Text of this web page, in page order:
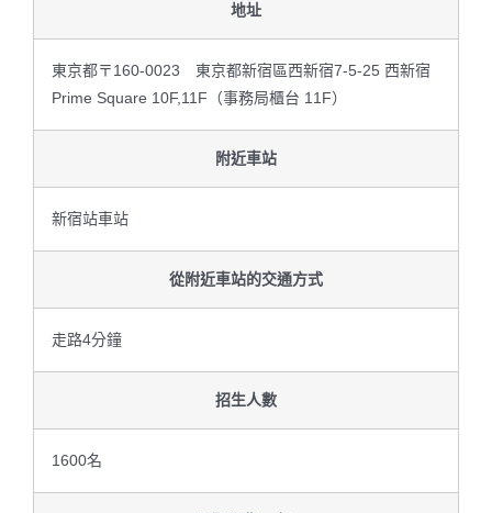
地址
東京都〒160-0023 東京都新宿區西新宿7-5-25 西新宿
Prime Square 10F,11F（事務局櫃台 11F）
附近車站
新宿站車站
從附近車站的交通方式
走路4分鐘
招生人數
1600名